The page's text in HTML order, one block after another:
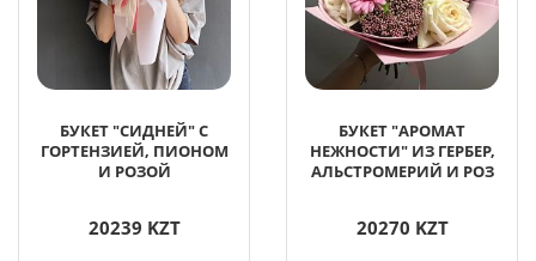
БУКЕТ "СИДНЕЙ" С
ГОРТЕНЗИЕЙ, ПИОНОМ
И РОЗОЙ
20239 KZT
БУКЕТ "АРОМАТ
НЕЖНОСТИ" ИЗ ГЕРБЕР,
АЛЬСТРОМЕРИЙ И РОЗ
20270 KZT